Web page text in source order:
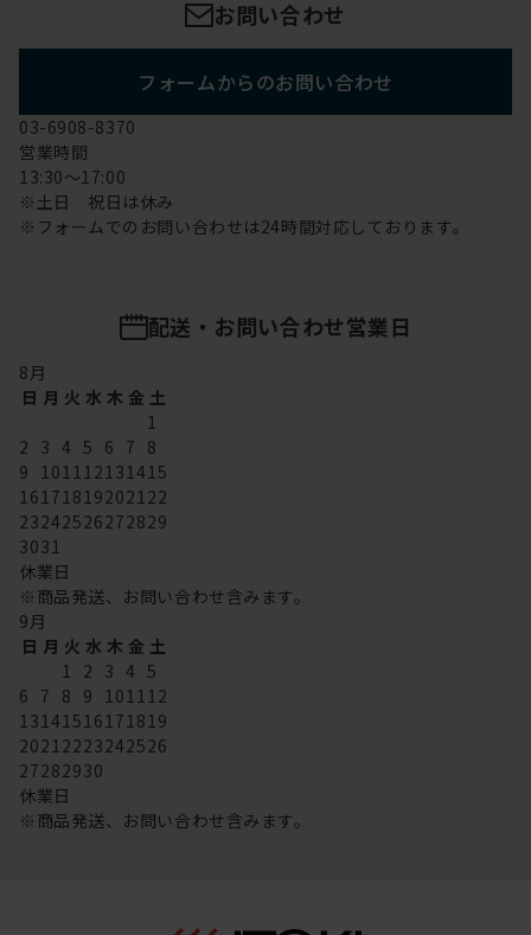
お問い合わせ
フォームからのお問い合わせ
03-6908-8370
営業時間
13:30～17:00
※土日 祝日は休み
※フォームでのお問い合わせは24時間対応しております。
配送・お問い合わせ営業日
8月
日 月 火 水 木 金 土
1
2 3 4 5 6 7 8
9 101112131415
16171819202122
23242526272829
3031
休業日
※商品発送、お問い合わせ含みます。
9月
日 月 火 水 木 金 土
1 2 3 4 5
6 7 8 9 101112
13141516171819
20212223242526
27282930
休業日
※商品発送、お問い合わせ含みます。